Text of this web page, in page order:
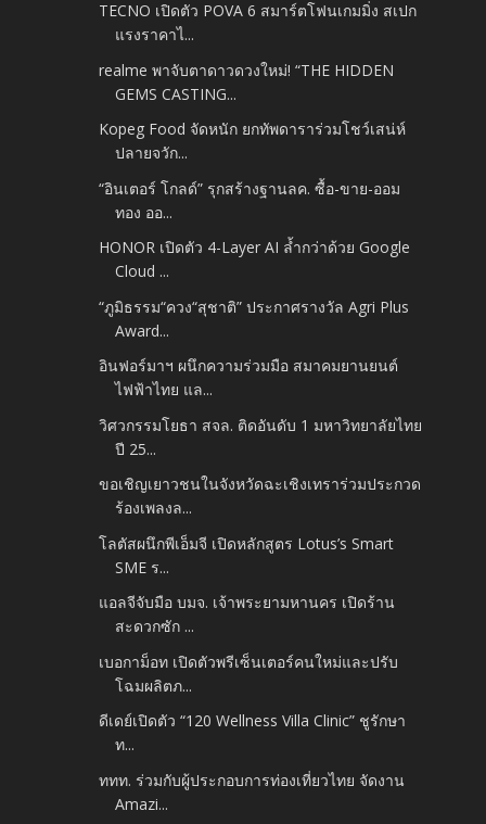
TECNO เปิดตัว POVA 6 สมาร์ตโฟนเกมมิ่ง สเปก
แรงราคาไ...
realme พาจับตาดาวดวงใหม่! “THE HIDDEN
GEMS CASTING...
Kopeg Food จัดหนัก ยกทัพดาราร่วมโชว์เสน่ห์
ปลายจวัก...
“อินเตอร์ โกลด์” รุกสร้างฐานลค. ซื้อ-ขาย-ออม
ทอง ออ...
HONOR เปิดตัว 4-Layer AI ล้ำกว่าด้วย Google
Cloud ...
“ภูมิธรรม“ควง“สุชาติ” ประกาศรางวัล Agri Plus
Award...
อินฟอร์มาฯ ผนึกความร่วมมือ สมาคมยานยนต์
ไฟฟ้าไทย แล...
วิศวกรรมโยธา สจล. ติดอันดับ 1 มหาวิทยาลัยไทย
ปี 25...
ขอเชิญเยาวชนในจังหวัดฉะเชิงเทราร่วมประกวด
ร้องเพลงล...
โลตัสผนึกพีเอ็มจี เปิดหลักสูตร Lotus’s Smart
SME ร...
แอลจีจับมือ บมจ. เจ้าพระยามหานคร เปิดร้าน
สะดวกซัก ...
เบอกาม็อท เปิดตัวพรีเซ็นเตอร์คนใหม่และปรับ
โฉมผลิตภ...
ดีเดย์เปิดตัว “120 Wellness Villa Clinic” ชูรักษา
ท...
ททท. ร่วมกับผู้ประกอบการท่องเที่ยวไทย จัดงาน
Amazi...